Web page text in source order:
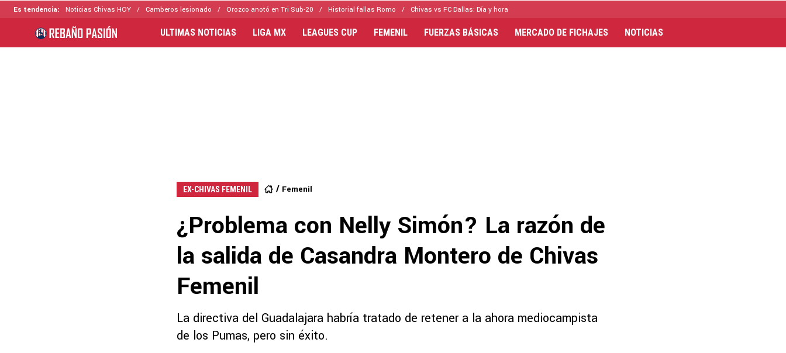
Es tendencia: Noticias Chivas HOY Camberos lesionado Orozco anotó en Tri Sub-20 Historial fallas Romo Chivas vs FC Dallas: Día y hora
ULTIMAS NOTICIAS LIGA MX LEAGUES CUP FEMENIL FUERZAS BÁSICAS MERCADO DE FICHAJES NOTICIAS
EX-CHIVAS FEMENIL Femenil
¿Problema con Nelly Simón? La razón de
la salida de Casandra Montero de Chivas
Femenil
La directiva del Guadalajara habría tratado de retener a la ahora mediocampista
de los Pumas, pero sin éxito.